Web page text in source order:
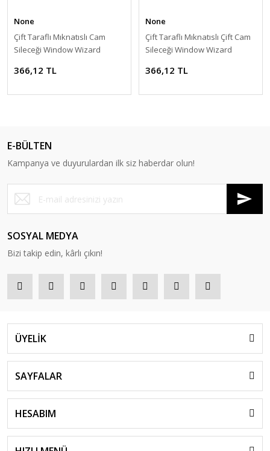
None
Çift Taraflı Mıknatıslı Cam
Sileceği Window Wizard
366,12 TL
None
Çift Taraflı Mıknatıslı Çift Cam
Sileceği Window Wizard
366,12 TL
E-BÜLTEN
Kampanya ve duyurulardan ilk siz haberdar olun!
SOSYAL MEDYA
Bizi takip edin, kârlı çıkın!
ÜYELİK
SAYFALAR
HESABIM